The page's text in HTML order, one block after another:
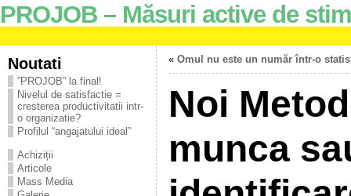
PROJOB – Măsuri active de
Noutati
”PROJOB” la final!
Nivelul de satisfactie =
cresterea productivitatii intr-
o organizatie?
Profilul “angajatului ideal”
Achiziții
Articole
Mass Media
« Omul nu este un număr într-o
Noi
munca